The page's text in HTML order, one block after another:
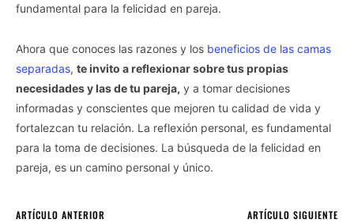
fundamental para la felicidad en pareja.
Ahora que conoces las razones y los beneficios de las camas
separadas, te invito a reflexionar sobre tus propias
necesidades y las de tu pareja, y a tomar decisiones
informadas y conscientes que mejoren tu calidad de vida y
fortalezcan tu relación. La reflexión personal, es fundamental
para la toma de decisiones. La búsqueda de la felicidad en
pareja, es un camino personal y único.
ARTÍCULO ANTERIOR ARTÍCULO SIGUIENTE